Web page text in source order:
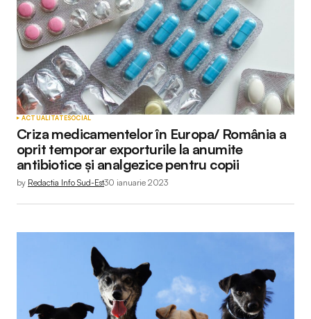
ACTUALITATESOCIAL
Criza medicamentelor în Europa/ România a
oprit temporar exporturile la anumite
antibiotice și analgezice pentru copii
by Redactia Info Sud-Est30 ianuarie 2023